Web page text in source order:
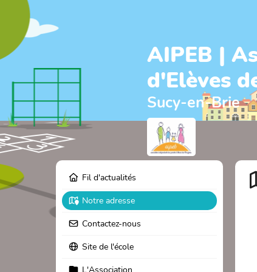
AIPEB |
d'Elèves
Sucy-en-Brie
Fil d'actualités
Notre adresse
Contactez-nous
Site de l'école